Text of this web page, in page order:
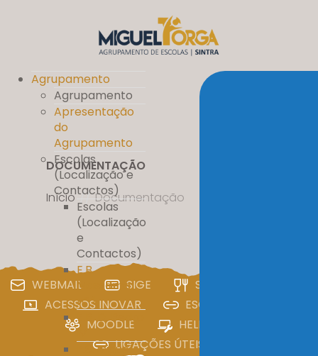
Agrupamento
Agrupamento
Apresentação
do
Agrupamento
Escolas
(Localização e
Contactos)
Escolas
(Localização
e
Contactos)
E.B.
Massamá
nº 1
E.B. D. Pedro
IV
E.S. Miguel
DOCUMENTAÇÃO
Início //Documentação
WEBMAIL SIGE SIGA
ACESSOS INOVAR
ESCOLA DIGITAL
MOODLE
HELPDESK
LIGAÇÕES ÚTEIS